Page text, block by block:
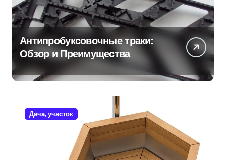
Антипробуксовочные траки:
Обзор и Преимущества
Дача, участок